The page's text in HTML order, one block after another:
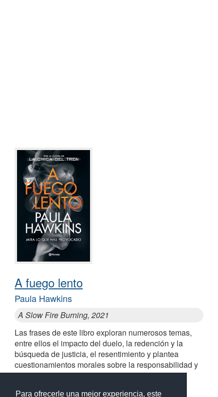
Para ofrecerle una mejor experiencia, este
A fuego lento
Paula Hawkins
A Slow Fire Burning, 2021
Las frases de este libro exploran numerosos temas,
entre ellos el impacto del duelo, la redención y la
búsqueda de justicia, el resentimiento y plantea
cuestionamientos morales sobre la responsabilidad y
la justicia